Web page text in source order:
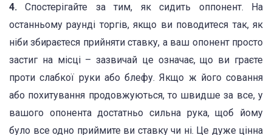
4. Спостерігайте за тим, як сидить оппонент. На
останньому раунді торгів, якщо ви поводитеся так, як
ніби збираєтеся прийняти ставку, а ваш опонент просто
застиг на місці – зазвичай це означає, що ви граєте
проти слабкої руки або блефу. Якщо ж його совання
або похитування продовжуються, то швидше за все, у
вашого опонента достатньо сильна рука, щоб йому
було все одно приймите ви ставку чи ні. Це дуже цінна